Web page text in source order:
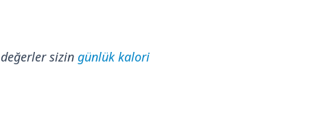
sizin günlük kalori